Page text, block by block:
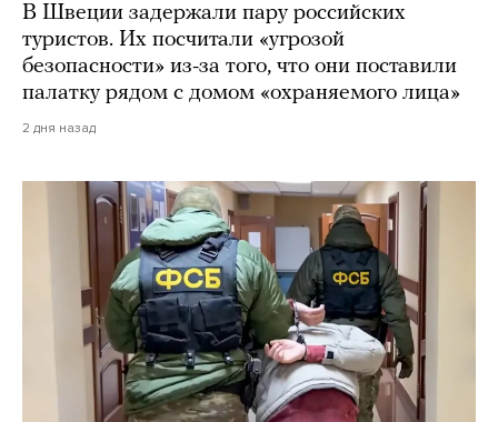
В Швеции задержали пару российских
туристов. Их посчитали «угрозой
безопасности» из-за того, что они поставили
палатку рядом с домом «охраняемого лица»
2 дня назад